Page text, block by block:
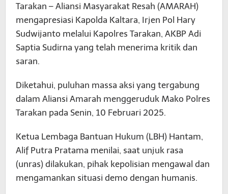
Tarakan – Aliansi Masyarakat Resah (AMARAH)
mengapresiasi Kapolda Kaltara, Irjen Pol Hary
Sudwijanto melalui Kapolres Tarakan, AKBP Adi
Saptia Sudirna yang telah menerima kritik dan
saran.
Diketahui, puluhan massa aksi yang tergabung
dalam Aliansi Amarah menggeruduk Mako Polres
Tarakan pada Senin, 10 Februari 2025.
Ketua Lembaga Bantuan Hukum (LBH) Hantam,
Alif Putra Pratama menilai, saat unjuk rasa
(unras) dilakukan, pihak kepolisian mengawal dan
mengamankan situasi demo dengan humanis.